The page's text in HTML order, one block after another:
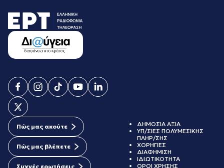
Πώς μας ακούτε
Πώς μας βλέπετε
Συχνές ερωτήσεις
ΔΗΜΟΣΙΑ ΑΞΙΑ
ΥΠ/ΣΙΕΣ ΠΟΛΥΜΕΣΙΚΗΣ
ΠΛΗΡ/ΣΗΣ
ΧΟΡΗΓΙΕΣ
ΔΙΑΦΗΜΙΣΗ
ΙΔΙΩΤΙΚΟΤΗΤΑ
ΟΡΟΙ ΧΡΗΣΗΣ